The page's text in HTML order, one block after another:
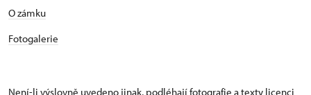
​​​​​​O zámku
Fotogalerie
Není-li výslovně uvedeno jinak, podléhají fotografie a texty licenci